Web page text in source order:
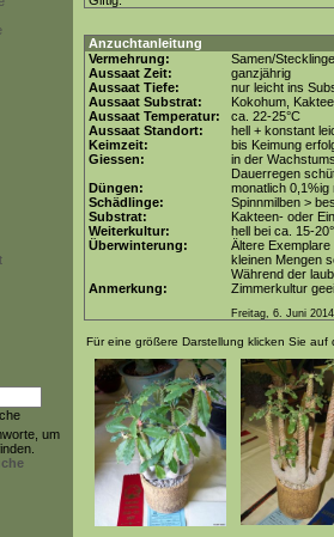
um
Anzuchtanleitung
Vermehrung:
Samen/Stecklinge
Aussaat Zeit:
ganzjährig
Aussaat Tiefe:
nur leicht ins
Aussaat Substrat:
Kokohum,
Aussaat Temperatur:
ca. 22-25°C
Aussaat Standort:
hell + konstant
Keimzeit:
bis Keimung
Giessen:
in der
Dauerregen
Düngen:
monatlich 0,1%ig
Schädlinge:
Spinnmilben >
Substrat:
Kakteen- oder
Weiterkultur:
hell bei ca. 15-
Überwinterung:
Ältere
kleinen Mengen
Während der
Anmerkung:
Zimmerkultur
Freitag, 6. Juni 2014
Für eine größere Darstellung klicken Sie auf